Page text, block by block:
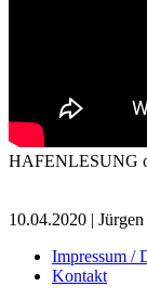
HAFENLESUNG
10.04.2020 |
Impressum /
Kontakt